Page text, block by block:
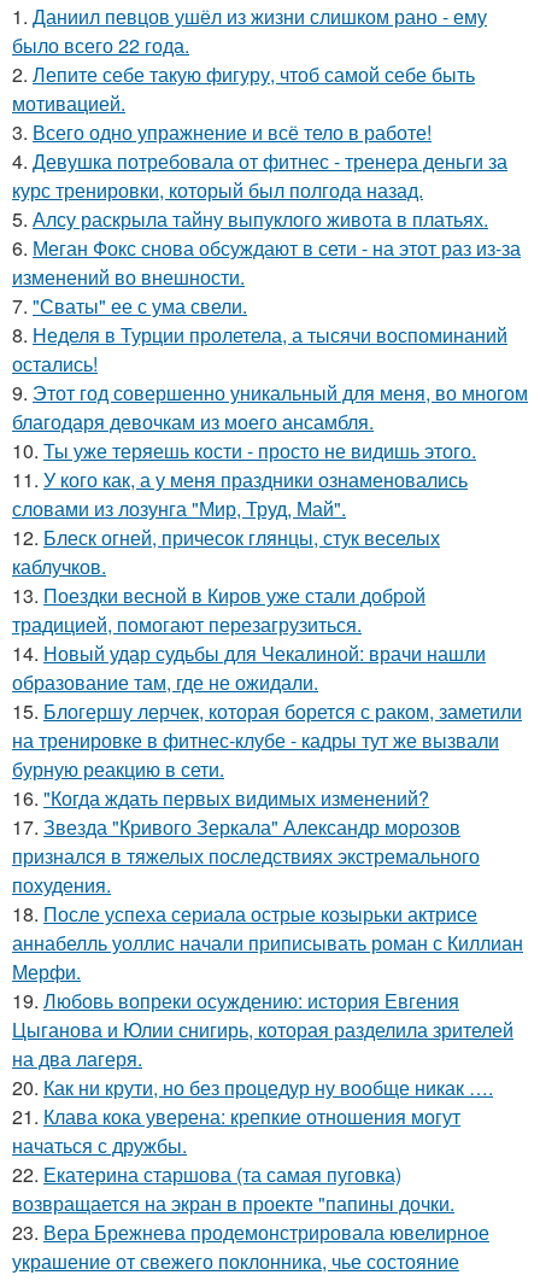
1. Даниил певцов ушёл из жизни слишком рано - ему
было всего 22 года.
2. Лепите себе такую фигуру, чтоб самой себе быть
мотивацией.
3. Всего одно упражнение и всё тело в работе!
4. Девушка потребовала от фитнес - тренера деньги за
курс тренировки, который был полгода назад.
5. Алсу раскрыла тайну выпуклого живота в платьях.
6. Меган Фокс снова обсуждают в сети - на этот раз из-за
изменений во внешности.
7. "Сваты" ее с ума свели.
8. Неделя в Турции пролетела, а тысячи воспоминаний
остались!
9. Этот год совершенно уникальный для меня, во многом
благодаря девочкам из моего ансамбля.
10. Ты уже теряешь кости - просто не видишь этого.
11. У кого как, а у меня праздники ознаменовались
словами из лозунга "Мир, Труд, Май".
12. Блеск огней, причесок глянцы, стук веселых
каблучков.
13. Поездки весной в Киров уже стали доброй
традицией, помогают перезагрузиться.
14. Новый удар судьбы для Чекалиной: врачи нашли
образование там, где не ожидали.
15. Блогершу лерчек, которая борется с раком, заметили
на тренировке в фитнес-клубе - кадры тут же вызвали
бурную реакцию в сети.
16. "Когда ждать первых видимых изменений?
17. Звезда "Кривого Зеркала" Александр морозов
признался в тяжелых последствиях экстремального
похудения.
18. После успеха сериала острые козырьки актрисе
аннабелль уоллис начали приписывать роман с Киллиан
Мерфи.
19. Любовь вопреки осуждению: история Евгения
Цыганова и Юлии снигирь, которая разделила зрителей
на два лагеря.
20. Как ни крути, но без процедур ну вообще никак ….
21. Клава кока уверена: крепкие отношения могут
начаться с дружбы.
22. Екатерина старшова (та самая пуговка)
возвращается на экран в проекте "папины дочки.
23. Вера Брежнева продемонстрировала ювелирное
украшение от свежего поклонника, чье состояние